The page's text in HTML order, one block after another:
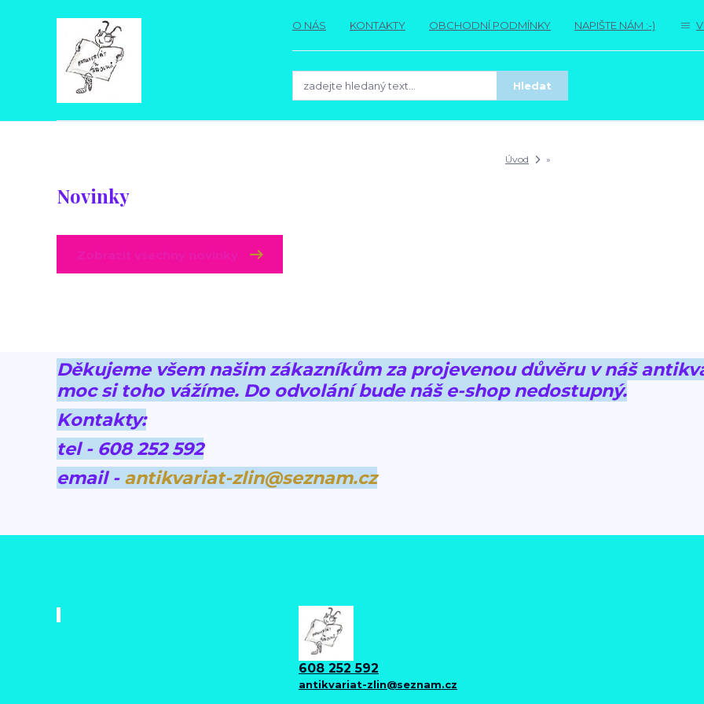
O NÁS KONTAKTY OBCHODNÍ PODMÍNKY NAPIŠTE NÁM :-)
Hledat
Úvod »
Novinky
Děkujeme všem našim zákazníkům za projevenou důvěru v náš
moc si toho vážíme. Do odvolání bude náš e-shop nedostupný.
Kontakty:
tel - 608 252 592
email - antikvariat-zlin@seznam.cz
608 252 592
antikvariat-zlin@seznam.cz